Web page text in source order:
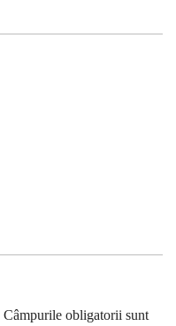
Câmpurile obligatorii sunt